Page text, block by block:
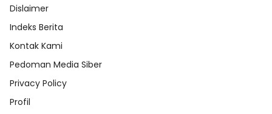
Dislaimer
Indeks Berita
Kontak Kami
Pedoman Media Siber
Privacy Policy
Profil